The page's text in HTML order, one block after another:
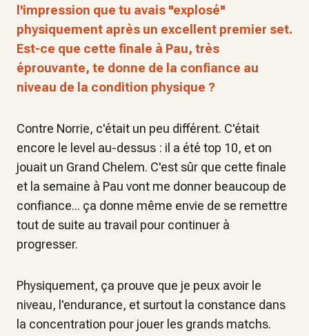
l'impression que tu avais "explosé"
physiquement après un excellent premier set.
Est-ce que cette finale à Pau, très
éprouvante, te donne de la confiance au
niveau de la condition physique ?
Contre Norrie, c'était un peu différent. C'était
encore le level au-dessus : il a été top 10, et on
jouait un Grand Chelem. C'est sûr que cette finale
et la semaine à Pau vont me donner beaucoup de
confiance... ça donne même envie de se remettre
tout de suite au travail pour continuer à
progresser.
Physiquement, ça prouve que je peux avoir le
niveau, l'endurance, et surtout la constance dans
la concentration pour jouer les grands matchs.